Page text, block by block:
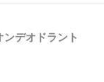
デオドラント